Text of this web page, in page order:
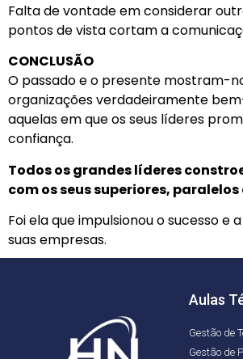
Falta de vontade em considerar
pontos de vista cortam a
CONCLUSÃO
O passado e o presente mostram-
organizações verdadeiramente
aquelas em que os seus líderes
confiança.
Todos os grandes líderes
com os seus superiores,
Foi ela que impulsionou o sucesso e
suas empresas.
Aulas
Gestão de
Gestão de